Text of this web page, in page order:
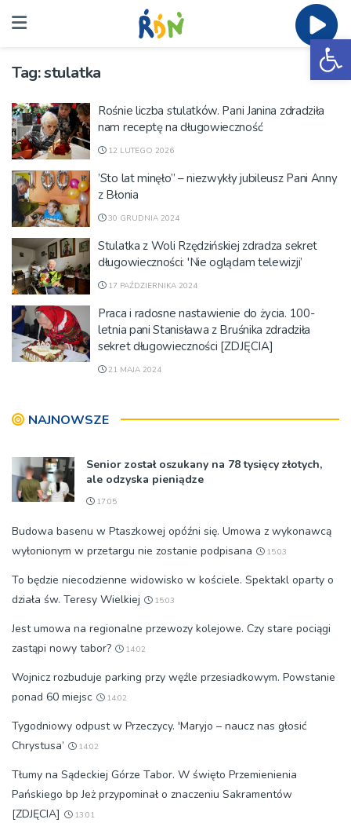
Tag:stulatka
Rośnie liczba stulatków. Pani Janina zdradziła
nam receptę na długowieczność
12 LUTEGO 2026
’Sto lat minęło” – niezwykły jubileusz Pani Anny
z Błonia
30 GRUDNIA 2024
Stulatka z Woli Rzędzińskiej zdradza sekret
długowieczności: 'Nie oglądam telewizji’
17 PAŹDZIERNIKA 2024
Praca i radosne nastawienie do życia. 100-
letnia pani Stanisława z Bruśnika zdradziła
sekret długowieczności [ZDJĘCIA]
21 MAJA 2024
NAJNOWSZE
Senior został oszukany na 78 tysięcy złotych,
ale odzyska pieniądze
17:05
Budowa basenu w Ptaszkowej opóźni się. Umowa z wykonawcą
wyłonionym w przetargu nie zostanie podpisana
15:03
To będzie niecodzienne widowisko w kościele. Spektakl oparty o
działa św. Teresy Wielkiej
15:03
Jest umowa na regionalne przewozy kolejowe. Czy stare pociągi
zastąpi nowy tabor?
14:02
Wojnicz rozbuduje parking przy węźle przesiadkowym. Powstanie
ponad 60 miejsc
14:02
Tygodniowy odpust w Przeczycy. 'Maryjo – naucz nas głosić
Chrystusa’
14:02
Tłumy na Sądeckiej Górze Tabor. W święto Przemienienia
Pańskiego bp Jeż przypominał o znaczeniu Sakramentów
[ZDJĘCIA]
13:01